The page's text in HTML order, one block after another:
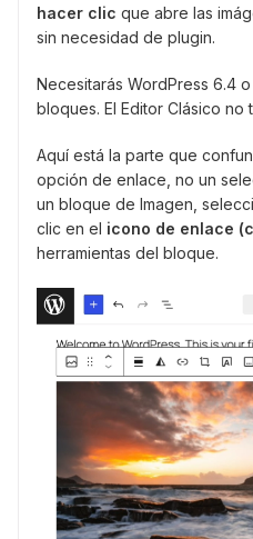
hacer clic que abre las
sin necesidad de plugin.
Necesitarás WordPress 6.4
bloques. El Editor Clásico no
Aquí está la parte que
opción de enlace, no un
un bloque de Imagen,
clic en el icono de enlace
herramientas del bloque.